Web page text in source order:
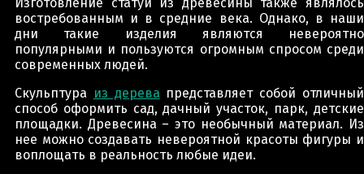
востребованным и в средние века. Однако, в наши
дни такие изделия являются невероятно
популярными и пользуются огромным спросом среди
современных людей.
Скульптура из дерева представляет собой отличный
способ оформить сад, дачный участок, парк, детские
площадки. Древесина – это необычный материал. Из
нее можно создавать невероятной красоты фигуры и
воплощать в реальность любые идеи.